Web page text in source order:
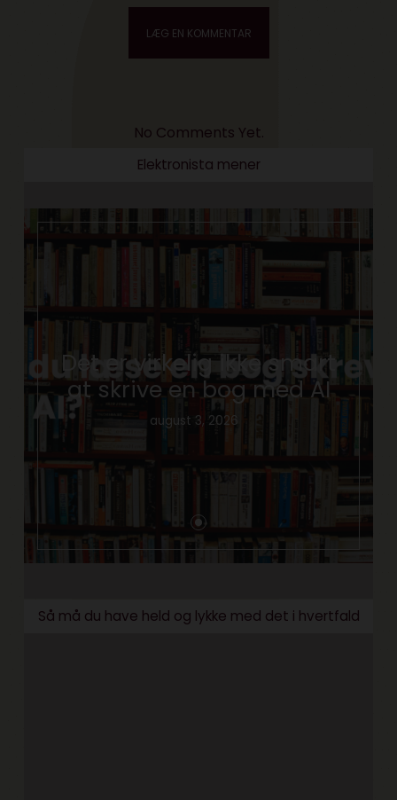
No Comments Yet.
Elektronista mener
Det er virkelig ikke smart
at skrive en bog med AI
august 3, 2026
Så må du have held og lykke med det i hvertfald